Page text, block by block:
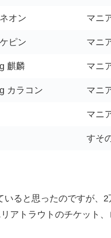
オン マニ
ピン マニ
麒麟 マニ
カラコン マニ
マニ
すそ
いると思ったのですが、
アトラウトのチケット